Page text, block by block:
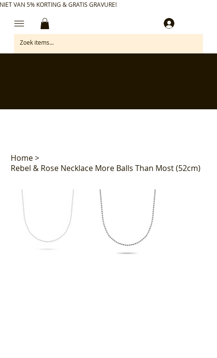
VAN 5% KORTING & GRATIS GRAVURE!
Home>
Rebel & Rose Necklace More Balls Than Most (52cm)